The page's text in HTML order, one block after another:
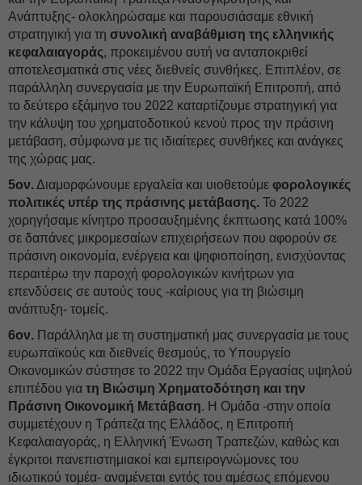
Ανάπτυξης- ολοκληρώσαμε και παρουσιάσαμε εθνική
στρατηγική για τη συνολική αναβάθμιση της ελληνικής
κεφαλαιαγοράς, προκειμένου αυτή να ανταποκριθεί
αποτελεσματικά στις νέες διεθνείς συνθήκες. Επιπλέον, σε
παράλληλη συνεργασία με την Ευρωπαϊκή Επιτροπή, από
το δεύτερο εξάμηνο του 2022 καταρτίζουμε στρατηγική για
την κάλυψη του χρηματοδοτικού κενού προς την πράσινη
μετάβαση, σύμφωνα με τις ιδιαίτερες συνθήκες και ανάγκες
της χώρας μας.
5ον.Διαμορφώνουμε εργαλεία και υιοθετούμε φορολογικές
πολιτικές υπέρ της πράσινης μετάβασης. Το 2022
χορηγήσαμε κίνητρο προσαυξημένης έκπτωσης κατά 100%
σε δαπάνες μικρομεσαίων επιχειρήσεων που αφορούν σε
πράσινη οικονομία, ενέργεια και ψηφιοποίηση, ενισχύοντας
περαιτέρω την παροχή φορολογικών κινήτρων για
επενδύσεις σε αυτούς τους -καίριους για τη βιώσιμη
ανάπτυξη- τομείς.
6ον. Παράλληλα με τη συστηματική μας συνεργασία με τους
ευρωπαϊκούς και διεθνείς θεσμούς, το Υπουργείο
Οικονομικών σύστησε το 2022 την Ομάδα Εργασίας υψηλού
επιπέδου για τη Βιώσιμη Χρηματοδότηση και την
Πράσινη Οικονομική Μετάβαση. Η Ομάδα -στην οποία
συμμετέχουν η Τράπεζα της Ελλάδος, η Επιτροπή
Κεφαλαιαγοράς, η Ελληνική Ένωση Τραπεζών, καθώς και
έγκριτοι πανεπιστημιακοί και εμπειρογνώμονες του
ιδιωτικού τομέα- αναμένεται εντός του αμέσως επόμενου